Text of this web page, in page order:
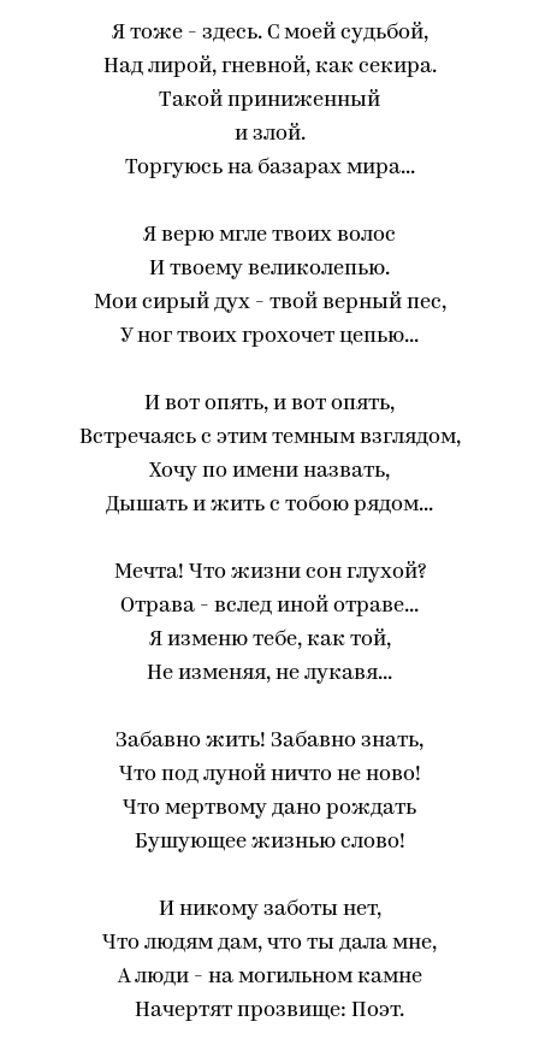
Я тоже - здесь. С моей судьбой,
Над лирой, гневной, как секира.
Такой приниженный
и злой.
Торгуюсь на базарах мира...
Я верю мгле твоих волос
И твоему великолепью.
Мои сирый дух - твой верный пес,
У ног твоих грохочет цепью...
И вот опять, и вот опять,
Встречаясь с этим темным взглядом,
Хочу по имени назвать,
Дышать и жить с тобою рядом...
Мечта! Что жизни сон глухой?
Отрава - вслед иной отраве...
Я изменю тебе, как той,
Не изменяя, не лукавя...
Забавно жить! Забавно знать,
Что под луной ничто не ново!
Что мертвому дано рождать
Бушующее жизнью слово!
И никому заботы нет,
Что людям дам, что ты дала мне,
А люди - на могильном камне
Начертят прозвище: Поэт.